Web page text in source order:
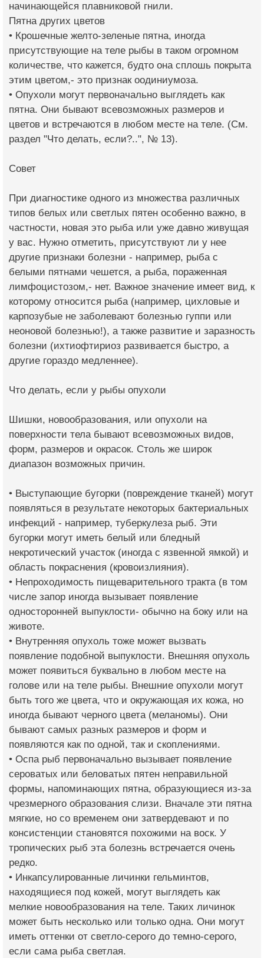
начинающейся плавниковой гнили.
Пятна других цветов
• Крошечные желто-зеленые пятна, иногда
присутствующие на теле рыбы в таком огромном
количестве, что кажется, будто она сплошь покрыта
этим цветом,- это признак оодиниумоза.
• Опухоли могут первоначально выглядеть как
пятна. Они бывают всевозможных размеров и
цветов и встречаются в любом месте на теле. (См.
раздел "Что делать, если?..", № 13).
Совет
При диагностике одного из множества различных
типов белых или светлых пятен особенно важно, в
частности, новая это рыба или уже давно живущая
у вас. Нужно отметить, присутствуют ли у нее
другие признаки болезни - например, рыба с
белыми пятнами чешется, а рыба, пораженная
лимфоцистозом,- нет. Важное значение имеет вид, к
которому относится рыба (например, цихловые и
карпозубые не заболевают болезнью гуппи или
неоновой болезнью!), а также развитие и заразность
болезни (ихтиофтириоз развивается быстро, а
другие гораздо медленнее).
Что делать, если у рыбы опухоли
Шишки, новообразования, или опухоли на
поверхности тела бывают всевозможных видов,
форм, размеров и окрасок. Столь же широк
диапазон возможных причин.
• Выступающие бугорки (повреждение тканей) могут
появляться в результате некоторых бактериальных
инфекций - например, туберкулеза рыб. Эти
бугорки могут иметь белый или бледный
некротический участок (иногда с язвенной ямкой) и
область покраснения (кровоизлияния).
• Непроходимость пищеварительного тракта (в том
числе запор иногда вызывает появление
односторонней выпуклости- обычно на боку или на
животе.
• Внутренняя опухоль тоже может вызвать
появление подобной выпуклости. Внешняя опухоль
может появиться буквально в любом месте на
голове или на теле рыбы. Внешние опухоли могут
быть того же цвета, что и окружающая их кожа, но
иногда бывают черного цвета (меланомы). Они
бывают самых разных размеров и форм и
появляются как по одной, так и скоплениями.
• Оспа рыб первоначально вызывает появление
сероватых или беловатых пятен неправильной
формы, напоминающих пятна, образующиеся из-за
чрезмерного образования слизи. Вначале эти пятна
мягкие, но со временем они затвердевают и по
консистенции становятся похожими на воск. У
тропических рыб эта болезнь встречается очень
редко.
• Инкапсулированные личинки гельминтов,
находящиеся под кожей, могут выглядеть как
мелкие новообразования на теле. Таких личинок
может быть несколько или только одна. Они могут
иметь оттенки от светло-серого до темно-серого,
если сама рыба светлая.